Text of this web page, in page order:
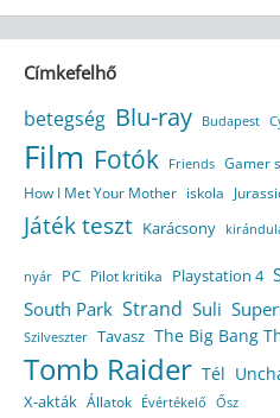
Címkefelhő
betegség Blu-ray Budapest
Film Fotók Friends Gamer
How I Met Your Mother iskola
Játék teszt Karácsony
nyár PC Pilot kritika Playstation 4
South Park Strand Suli
Szilveszter Tavasz The Big Bang
Tomb Raider Tél
X-akták Állatok Évértékelő Ősz